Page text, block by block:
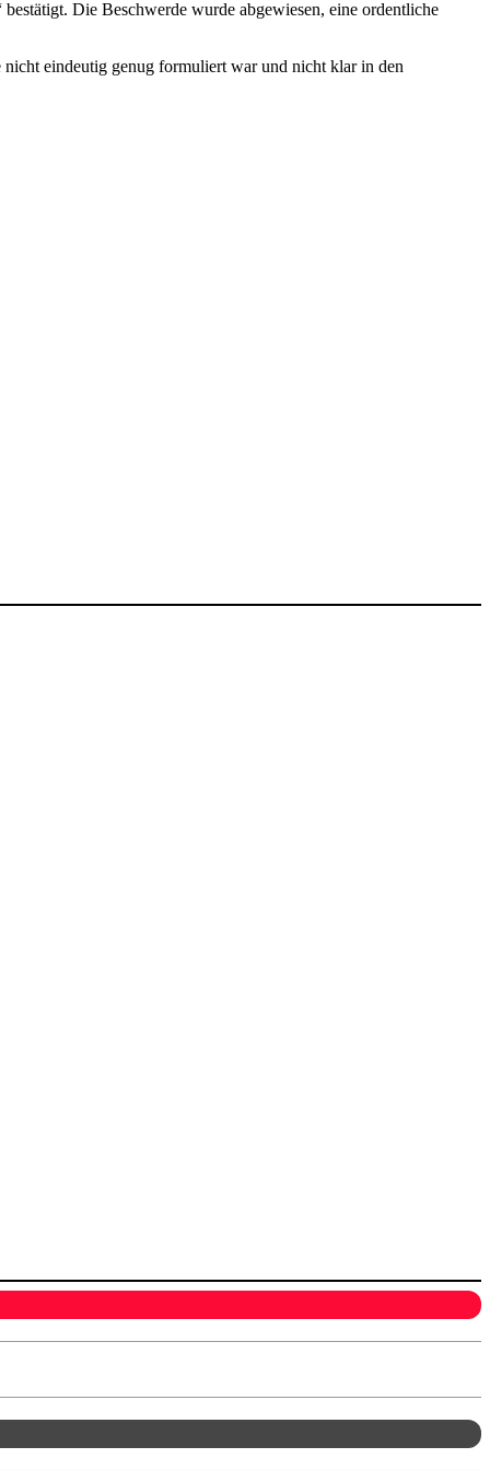
Die Beschwerde wurde abgewiesen, eine ordentliche
eindeutig genug formuliert war und nicht klar in den